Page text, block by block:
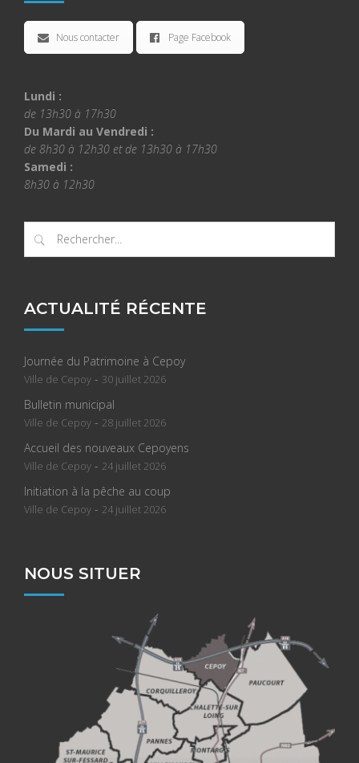
Nous contacter Page Facebook
Lundi :
de 13h30 à 17h30
Du Mardi au Vendredi :
de 8h30 à 12h30 et de 13h30 à 17h30
Samedi :
8h30 à 12h30
ACTUALITÉ RÉCENTE
Journée du Patrimoine à Cepoy
Ville de Cepoy - 30 juillet 2026
Bulletin municipal
Ville de Cepoy - 28 juillet 2026
Accueil des nouveaux Cepoyens
Ville de Cepoy - 24 juillet 2026
Initiation à la pêche au coup
Ville de Cepoy - 24 juillet 2026
NOUS SITUER